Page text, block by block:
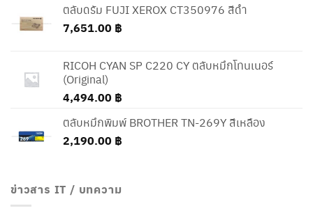
ตลับดรัม FUJI XEROX CT350976 สีดำ
7,651.00 ฿
RICOH CYAN SP C220 CY ตลับหมึกโทนเนอร์
(Original)
4,494.00 ฿
ตลับหมึกพิมพ์ BROTHER TN-269Y สีเหลือง
2,190.00 ฿
ข่าวสาร IT / บทความ